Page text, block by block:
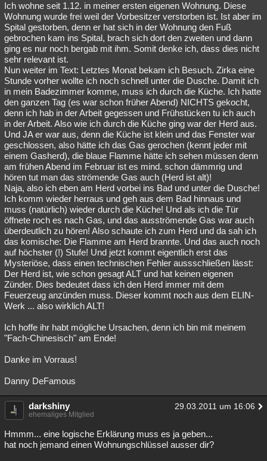
Astronomie Helpdesk Gruppen Gaming Filme
Musik Clash Verbesserungen Allmystery English
Übersichten
Besucht Teilgenommen Alle Neue Geschlossen
Lesenswert Schlüsselwörter
Ich wohne seit 1.12. in meiner ersten eigenen Wohnung. Diese
Wohnung wurde frei weil der Vorbesitzer verstorben ist. Ist aber im
Spital gestorben, denn er hat sich in der Wohnung den Fuß
gebrochen kam ins Spital, brach sich dort den zweiten und dann
ging es nur noch bergab mit ihm. Somit denke ich, dass dies nicht
sehr relevant ist.
Nun weiter im Text: Letztes Monat bekam ich Besuch. Zirka eine
Stunde vorher wollte ich noch schnell unter die Dusche. Damit ich
in mein Badezimmer komme, muss ich durch die Küche. Ich hatte
den ganzen Tag (es war schon früher Abend) NICHTS gekocht,
denn ich hab in der Arbeit gegessen und Frühstücken tu ich auch
in der Arbeit. Also wie ich durch die Küche ging war der Herd aus.
Und JA er war aus, denn die Küche ist klein und das Fenster war
geschlossen, also hätte ich das Gas gerochen (kennt jeder mit
einem Gasherd), die blaue Flamme hätte ich sehen müssen denn
am frühen Abend im Februar ist es mind. schon dämmrig und
hören tut man das strömende Gas auch (Herd ist alt)!
Naja, also ich eben am Herd vorbei ins Bad und unter die Dusche!
Ich komm wieder herraus und geh aus dem Bad hinnaus und
muss (natürlich) wieder durch die Küche! Und als ich die Tür
öffnete roch es nach Gas, und das ausströmende Gas war auch
überdeutlich zu hören! Also schaute ich zum Herd und da sah ich
das komische: Die Flamme am Herd brannte. Und das auch noch
auf höchster (!) Stufe! Und jetzt kommt eigentlich erst das
Mysteriöse, dass einen technischen Fehler aussschließen lässt:
Der Herd ist, wie schon gesagt ALT und hat keinen eigenen
Zünder. Dies bedeutet dass ich den Herd immer mit dem
Feuerzeug anzünden muss. Dieser kommt noch aus dem ELIN-
Werk ... also wirklich ALT!
Ich hoffe ihr habt mögliche Ursachen, denn ich bin mit meinem
"Fach-Chinesisch" am Ende!
Danke im Vorraus!
Danny DeFamous
darkshiny 29.03.2011 um 16:06
ehemaliges Mitglied
Hmmm... eine logische Erklärung muss es ja geben...
hat noch jemand einen Wohnungschlüssel ausser dir?